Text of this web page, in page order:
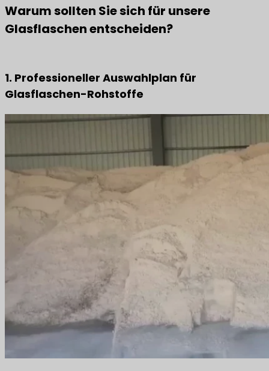
Warum sollten Sie sich für unsere
Glasflaschen entscheiden?
1. Professioneller Auswahlplan für
Glasflaschen-Rohstoffe